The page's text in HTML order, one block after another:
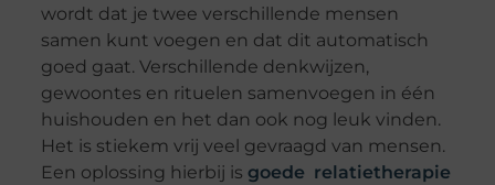
wordt dat je twee verschillende mensen
samen kunt voegen en dat dit automatisch
goed gaat. Verschillende denkwijzen,
gewoontes en rituelen samenvoegen in één
huishouden en het dan ook nog leuk vinden.
Het is stiekem vrij veel gevraagd van mensen.
Een oplossing hierbij is goede relatietherapie